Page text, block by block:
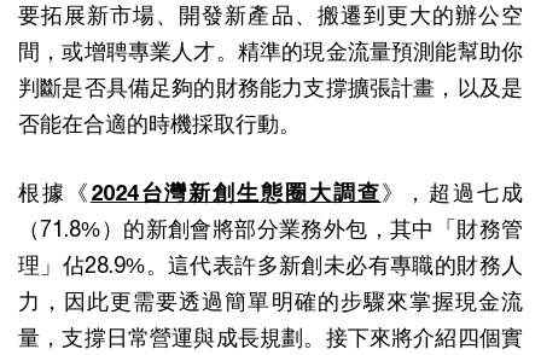
要拓展新市場、開發新產品、搬遷到更大的辦公空
間，或增聘專業人才。精準的現金流量預測能幫助你
判斷是否具備足夠的財務能力支撐擴張計畫，以及是
否能在合適的時機採取行動。
根據《2024台灣新創生態圈大調查》，超過七成
（71.8%）的新創會將部分業務外包，其中「財務管
理」佔28.9%。這代表許多新創未必有專職的財務人
力，因此更需要透過簡單明確的步驟來掌握現金流
量，支撐日常營運與成長規劃。接下來將介紹四個實